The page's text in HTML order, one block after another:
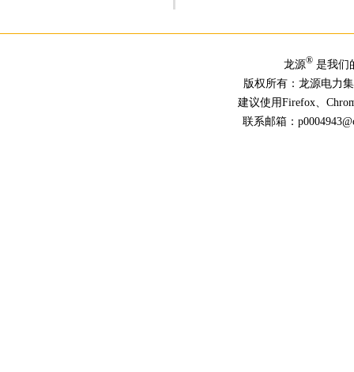
龙源®是我们
版权所有：龙源电力
建议使用Firefox、
联系邮箱：